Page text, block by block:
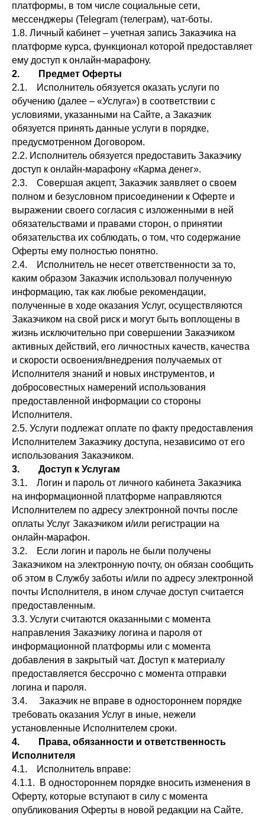
платформы, в том числе социальные сети,
мессенджеры (Telegram (телеграм), чат-боты.
1.8. Личный кабинет – учетная запись Заказчика на
платформе курса, функционал которой предоставляет
ему доступ к онлайн-марафону.
2. Предмет Оферты
2.1. Исполнитель обязуется оказать услуги по
обучению (далее – «Услуга») в соответствии с
условиями, указанными на Сайте, а Заказчик
обязуется принять данные услуги в порядке,
предусмотренном Договором.
2.2. Исполнитель обязуется предоставить Заказчику
доступ к онлайн-марафону «Карма денег».
2.3. Совершая акцепт, Заказчик заявляет о своем
полном и безусловном присоединении к Оферте и
выражении своего согласия с изложенными в ней
обязательствами и правами сторон, о принятии
обязательства их соблюдать, о том, что содержание
Оферты ему полностью понятно.
2.4. Исполнитель не несет ответственности за то,
каким образом Заказчик использовал полученную
информацию, так как любые рекомендации,
полученные в ходе оказания Услуг, осуществляются
Заказчиком на свой риск и могут быть воплощены в
жизнь исключительно при совершении Заказчиком
активных действий, его личностных качеств, качества
и скорости освоения/внедрения получаемых от
Исполнителя знаний и новых инструментов, и
добросовестных намерений использования
предоставленной информации со стороны
Исполнителя.
2.5. Услуги подлежат оплате по факту предоставления
Исполнителем Заказчику доступа, независимо от его
использования Заказчиком.
3. Доступ к Услугам
3.1. Логин и пароль от личного кабинета Заказчика
на информационной платформе направляются
Исполнителем по адресу электронной почты после
оплаты Услуг Заказчиком и/или регистрации на
онлайн-марафон.
3.2. Если логин и пароль не были получены
Заказчиком на электронную почту, он обязан сообщить
об этом в Службу заботы и/или по адресу электронной
почты Исполнителя, в ином случае доступ считается
предоставленным.
3.3. Услуги считаются оказанными с момента
направления Заказчику логина и пароля от
информационной платформы или с момента
добавления в закрытый чат. Доступ к материалу
предоставляется бессрочно с момента отправки
логина и пароля.
3.4. Заказчик не вправе в одностороннем порядке
требовать оказания Услуг в иные, нежели
установленные Исполнителем сроки.
4. Права, обязанности и ответственность
Исполнителя
4.1. Исполнитель вправе:
4.1.1. В одностороннем порядке вносить изменения в
Оферту, которые вступают в силу с момента
опубликования Оферты в новой редакции на Сайте.